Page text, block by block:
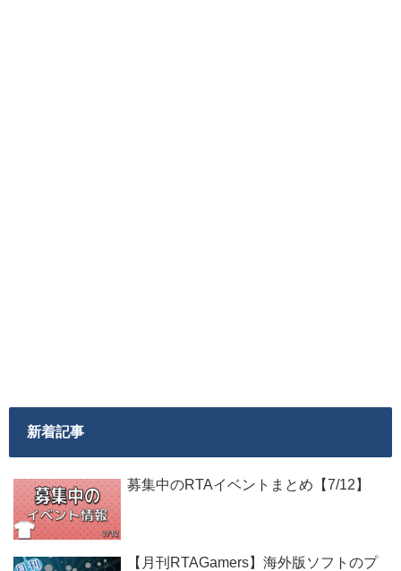
新着記事
募集中のRTAイベントまとめ【7/12】
【月刊RTAGamers】海外版ソフトのプ